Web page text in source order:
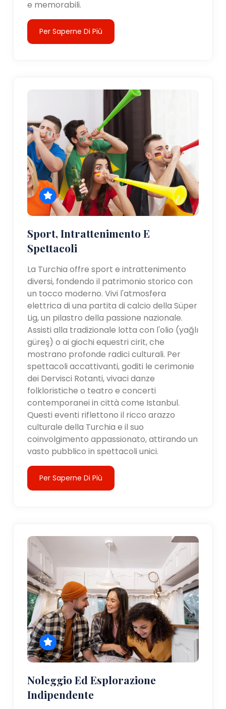
e memorabili.
Per Saperne Di Più
Sport, Intrattenimento E
Spettacoli
La Turchia offre sport e intrattenimento
diversi, fondendo il patrimonio storico con
un tocco moderno. Vivi l'atmosfera
elettrica di una partita di calcio della Süper
Lig, un pilastro della passione nazionale.
Assisti alla tradizionale lotta con l'olio (yağlı
güreş) o ai giochi equestri cirit, che
mostrano profonde radici culturali. Per
spettacoli accattivanti, goditi le cerimonie
dei Dervisci Rotanti, vivaci danze
folkloristiche o teatro e concerti
contemporanei in città come Istanbul.
Questi eventi riflettono il ricco arazzo
culturale della Turchia e il suo
coinvolgimento appassionato, attirando un
vasto pubblico in spettacoli unici.
Per Saperne Di Più
Noleggio Ed Esplorazione
Indipendente